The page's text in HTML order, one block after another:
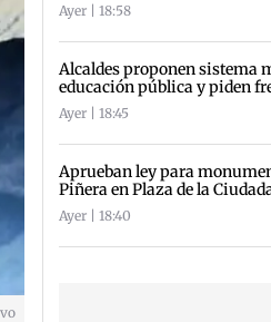
Ayer | 18:58
Alcaldes proponen sistema
educación pública y piden
Ayer | 18:45
Aprueban ley para
Piñera en Plaza de la
Ayer | 18:40